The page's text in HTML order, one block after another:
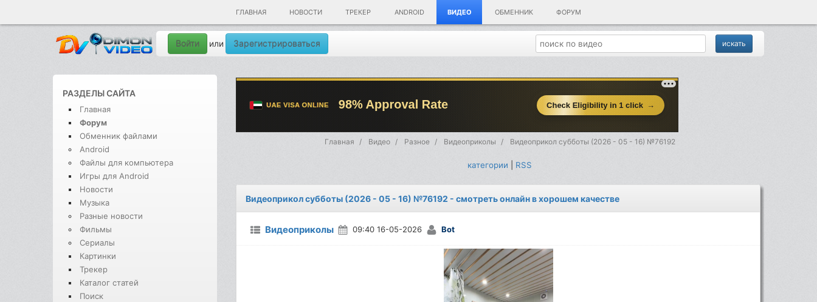
ГЛАВНАЯ НОВОСТИ ТРЕКЕР ANDROID ВИДЕО ОБМЕННИК ФОРУМ
Войти или Зарегистрироваться
РАЗДЕЛЫ САЙТА
Главная
Форум
Обменник файлами
Android
Файлы для компьютера
Игры для Android
Новости
Музыка
Разные новости
Фильмы
Сериалы
Картинки
Трекер
Каталог статей
Поиск
Главная Видео Разное Видеоприколы Видеоприкол субботы (2026 - 05 - 16) №76192
категории RSS
Видеоприкол субботы (2026 - 05 - 16) №76192 - смотреть онлайн в хорошем качестве
Видеоприколы 09:40 16-05-2026 Bot